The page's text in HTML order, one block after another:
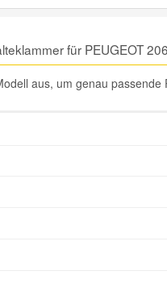
für PEUGEOT
aus, um genau